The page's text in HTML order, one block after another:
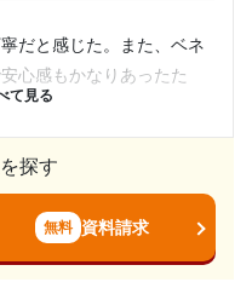
当の講師に相談するこ
校に合格することがで
安です。実際の料金とは異なる可
合わせください。
かくて座りやすい椅子も
しやすい雰囲気であった
ため、塾の前後の時間で
た。
のコミュニケーション等)
くい塾であると感じまし
て見る
だと感じた。また、ベネ
心感もかなりあったた
ように感じた。料金に見
たし、授業以外のサポー
探す
無料 資料請求